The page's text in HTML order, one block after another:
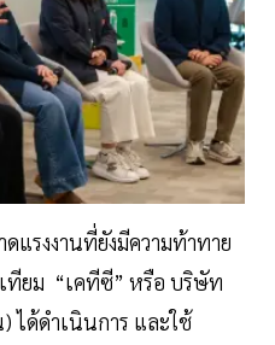
แรงงานที่ยังมีความท้าทาย
เทียม “เคทีซี” หรือ บริษัท
ได้ดำเนินการ และใช้